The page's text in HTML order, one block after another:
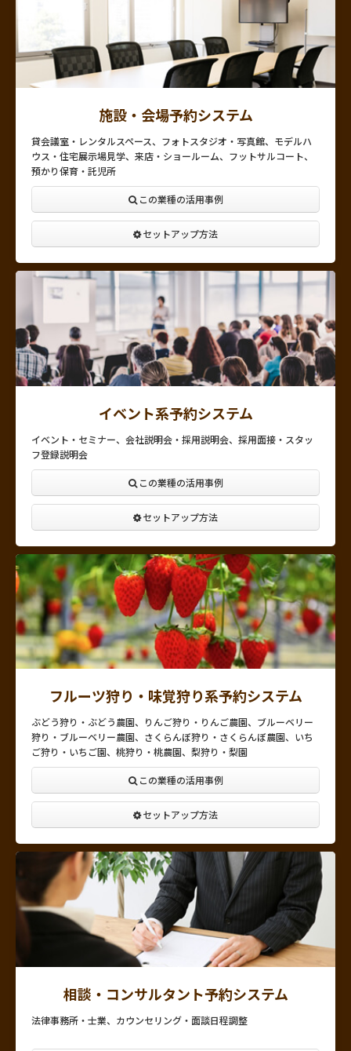
施設・会場予約システム
貸会議室・レンタルスペース、フォトスタジオ・写真館、モデルハ
ウス・住宅展示場見学、来店・ショールーム、フットサルコート、
預かり保育・託児所
この業種の活用事例
セットアップ方法
イベント系予約システム
イベント・セミナー、会社説明会・採用説明会、採用面接・スタッ
フ登録説明会
この業種の活用事例
セットアップ方法
フルーツ狩り・味覚狩り系予約システム
ぶどう狩り・ぶどう農園、りんご狩り・りんご農園、ブルーベリー
狩り・ブルーベリー農園、さくらんぼ狩り・さくらんぼ農園、いち
ご狩り・いちご園、桃狩り・桃農園、梨狩り・梨園
この業種の活用事例
セットアップ方法
相談・コンサルタント予約システム
法律事務所・士業、カウンセリング・面談日程調整